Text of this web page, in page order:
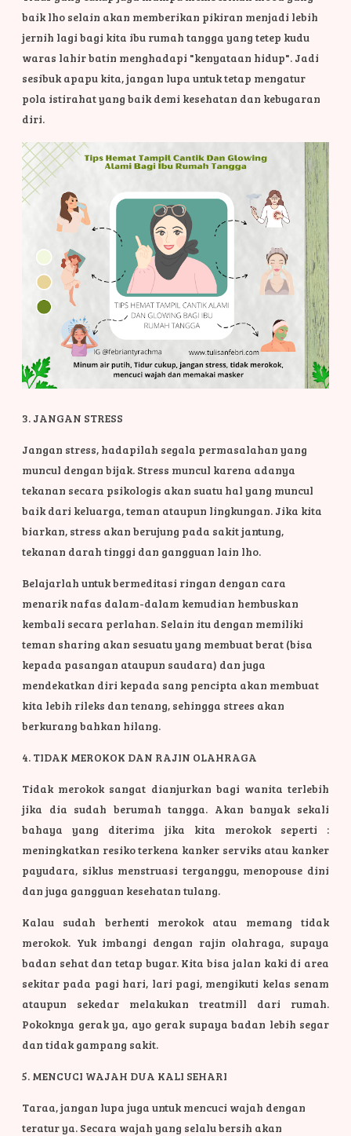
baik lho selain akan memberikan pikiran menjadi lebih
jernih lagi bagi kita ibu rumah tangga yang tetep kudu
waras lahir batin menghadapi "kenyataan hidup". Jadi
sesibuk apapu kita, jangan lupa untuk tetap mengatur
pola istirahat yang baik demi kesehatan dan kebugaran
diri.
3. JANGAN STRESS
Jangan stress, hadapilah segala permasalahan yang
muncul dengan bijak. Stress muncul karena adanya
tekanan secara psikologis akan suatu hal yang muncul
baik dari keluarga, teman ataupun lingkungan. Jika kita
biarkan, stress akan berujung pada sakit jantung,
tekanan darah tinggi dan gangguan lain lho.
Belajarlah untuk bermeditasi ringan dengan cara
menarik nafas dalam-dalam kemudian hembuskan
kembali secara perlahan. Selain itu dengan memiliki
teman sharing akan sesuatu yang membuat berat (bisa
kepada pasangan ataupun saudara) dan juga
mendekatkan diri kepada sang pencipta akan membuat
kita lebih rileks dan tenang, sehingga strees akan
berkurang bahkan hilang.
4. TIDAK MEROKOK DAN RAJIN OLAHRAGA
Tidak merokok sangat dianjurkan bagi wanita terlebih
jika dia sudah berumah tangga. Akan banyak sekali
bahaya yang diterima jika kita merokok seperti :
meningkatkan resiko terkena kanker serviks atau kanker
payudara, siklus menstruasi terganggu, menopouse dini
dan juga gangguan kesehatan tulang.
Kalau sudah berhenti merokok atau memang tidak
merokok. Yuk imbangi dengan rajin olahraga, supaya
badan sehat dan tetap bugar. Kita bisa jalan kaki di area
sekitar pada pagi hari, lari pagi, mengikuti kelas senam
ataupun sekedar melakukan treatmill dari rumah.
Pokoknya gerak ya, ayo gerak supaya badan lebih segar
dan tidak gampang sakit.
5. MENCUCI WAJAH DUA KALI SEHARI
Taraa, jangan lupa juga untuk mencuci wajah dengan
teratur ya. Secara wajah yang selalu bersih akan